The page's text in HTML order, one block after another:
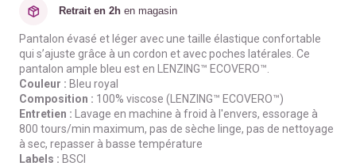
Retrait en 2h en magasin
Pantalon évasé et léger avec une taille élastique confortable
qui s’ajuste grâce à un cordon et avec poches latérales. Ce
pantalon ample bleu est en LENZING™ ECOVERO™.
Couleur : Bleu royal
Composition : 100% viscose (LENZING™ ECOVERO™)
Entretien : Lavage en machine à froid à l'envers, essorage à
800 tours/min maximum, pas de sèche linge, pas de nettoyage
à sec, repasser à basse température
Labels : BSCI